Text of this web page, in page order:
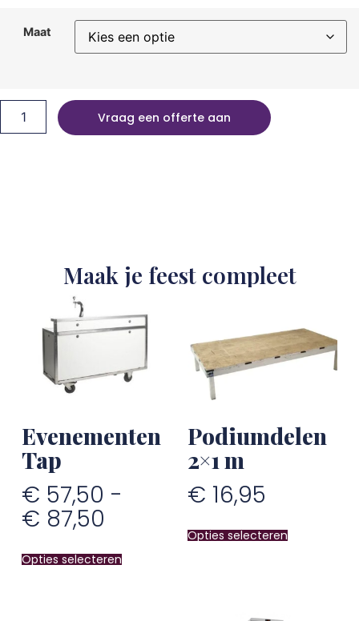
Maat
Vraag een offerte aan
Maak je feest compleet
Evenementen
Tap
€ 57,50 -
€ 87,50
Opties selecteren
Podiumdelen
2×1 m
€ 16,95
Opties selecteren